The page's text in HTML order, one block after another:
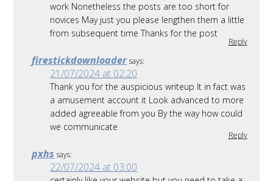
work Nonetheless the posts are too short for
novices May just you please lengthen them a little
from subsequent time Thanks for the post
Reply
firestickdownloader says:
21/07/2024 at 02:20
Thank you for the auspicious writeup It in fact was
a amusement account it Look advanced to more
added agreeable from you By the way how could
we communicate
Reply
pxhs says:
22/07/2024 at 03:00